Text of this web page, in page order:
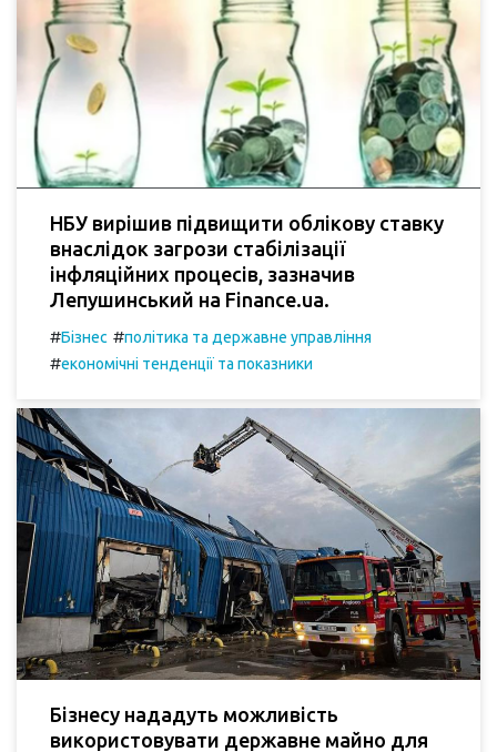
НБУ вирішив підвищити облікову ставку
внаслідок загрози стабілізації
інфляційних процесів, зазначив
Лепушинський на Finance.ua.
#Бізнес #політика та державне управління
#економічні тенденції та показники
Бізнесу нададуть можливість
використовувати державне майно для